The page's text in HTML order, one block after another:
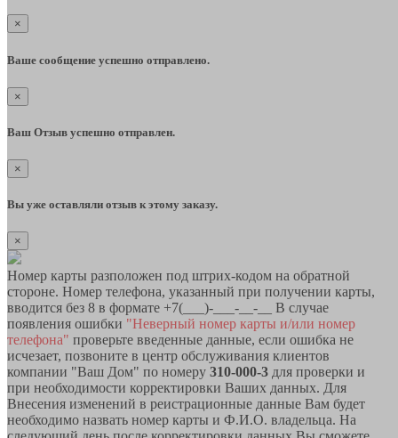
×
Ваше сообщение успешно отправлено.
×
Ваш Отзыв успешно отправлен.
×
Вы уже оставляли отзыв к этому заказу.
×
Номер карты разположен под штрих-кодом на обратной
стороне. Номер телефона, указанный при получении карты,
вводится без 8 в формате +7(___)-___-__-__ В случае
появления ошибки "Неверный номер карты и/или номер
телефона" проверьте введенные данные, если ошибка не
исчезает, позвоните в центр обслуживания клиентов
компании "Ваш Дом" по номеру 310-000-3 для проверки и
при необходимости корректировки Ваших данных. Для
Внесения изменений в реистрационные данные Вам будет
необходимо назвать номер карты и Ф.И.О. владельца. На